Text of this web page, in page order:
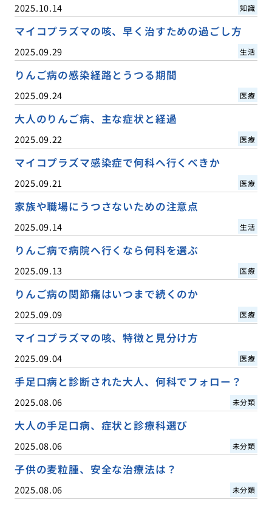
2025.10.14 知識
マイコプラズマの咳、早く治すための過ごし方
2025.09.29 生活
りんご病の感染経路とうつる期間
2025.09.24 医療
大人のりんご病、主な症状と経過
2025.09.22 医療
マイコプラズマ感染症で何科へ行くべきか
2025.09.21 医療
家族や職場にうつさないための注意点
2025.09.14 生活
りんご病で病院へ行くなら何科を選ぶ
2025.09.13 医療
りんご病の関節痛はいつまで続くのか
2025.09.09 医療
マイコプラズマの咳、特徴と見分け方
2025.09.04 医療
手足口病と診断された大人、何科でフォロー？
2025.08.06 未分類
大人の手足口病、症状と診療科選び
2025.08.06 未分類
子供の麦粒腫、安全な治療法は？
2025.08.06 未分類